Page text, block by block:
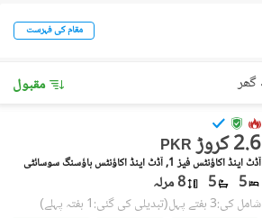
مقام کی فہرست
مقبول
PKR 2.6 کروڑ
آڈٹ اینڈ اکاؤنٹس فیز 1, آڈٹ اینڈ اکاؤنٹس ہاؤسنگ سوسائٹی
5
5 8 مرلہ
شامل کی:3 ہفتے پہل (تبدیلی کی گئی:1 ہفتہ پہلے)